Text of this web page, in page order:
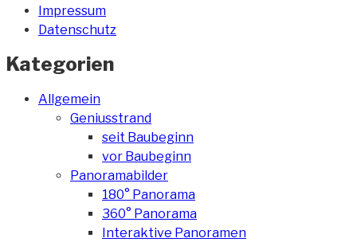
Impressum
Datenschutz
Kategorien
Allgemein
Geniusstrand
seit Baubeginn
vor Baubeginn
Panoramabilder
180° Panorama
360° Panorama
Interaktive Panoramen